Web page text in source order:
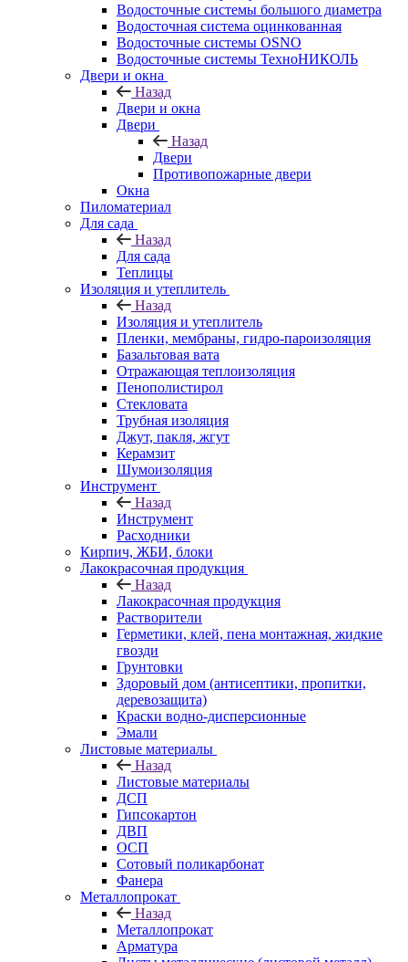
Водосточные системы большого диаметра
Водосточная система оцинкованная
Водосточные системы OSNO
Водосточные системы ТехноНИКОЛЬ
Двери и окна
Назад
Двери и окна
Двери
Назад
Двери
Противопожарные двери
Окна
Пиломатериал
Для сада
Назад
Для сада
Теплицы
Изоляция и утеплитель
Назад
Изоляция и утеплитель
Пленки, мембраны, гидро-пароизоляция
Базальтовая вата
Отражающая теплоизоляция
Пенополистирол
Стекловата
Трубная изоляция
Джут, пакля, жгут
Керамзит
Шумоизоляция
Инструмент
Назад
Инструмент
Расходники
Кирпич, ЖБИ, блоки
Лакокрасочная продукция
Назад
Лакокрасочная продукция
Растворители
Герметики, клей, пена монтажная, жидкие
гвозди
Грунтовки
Здоровый дом (антисептики, пропитки,
деревозащита)
Краски водно-дисперсионные
Эмали
Листовые материалы
Назад
Листовые материалы
ДСП
Гипсокартон
ДВП
ОСП
Сотовый поликарбонат
Фанера
Металлопрокат
Назад
Металлопрокат
Арматура